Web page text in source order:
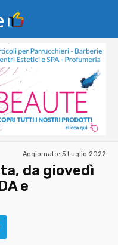
Aggiornato: 5 Luglio 2022
da giovedì
e